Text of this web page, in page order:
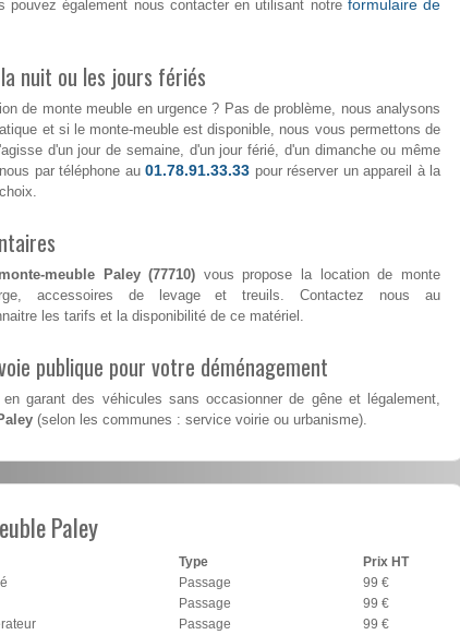
pouvez également nous contacter en utilisant notre formulaire de
nuit ou les jours fériés
de monte meuble en urgence ? Pas de problème, nous analysons
et si le monte-meuble est disponible, nous vous permettons de
d'un jour de semaine, d'un jour férié, d'un dimanche ou même
par téléphone au01.78.91.33.33 pour réserver un appareil à la
meuble Paley (77710) vous propose la location de monte
accessoires de levage et treuils. Contactez nous au
les tarifs et la disponibilité de ce matériel.
publique pour votre déménagement
en garant des véhicules sans occasionner de gêne et légalement,
(selon les communes : service voirie ou urbanisme).
Paley
Type
Prix HT
Passage
99 €
Passage
99 €
Passage
99 €